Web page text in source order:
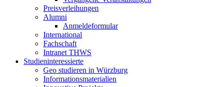
Preisverleihungen
Alumni
Anmeldeformular
International
Fachschaft
Intranet THWS
Studieninteressierte
Geo studieren in Würzburg
Informationsmaterialien